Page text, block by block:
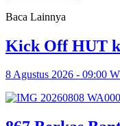
Baca Lainnya
Kick Off HUT
8 Agustus 2026 - 09:00